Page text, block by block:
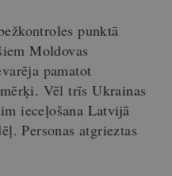
punktā
Moldovas
pamatot
Vēl trīs Ukrainas
ieceļošana Latvijā
Personas atgrieztas